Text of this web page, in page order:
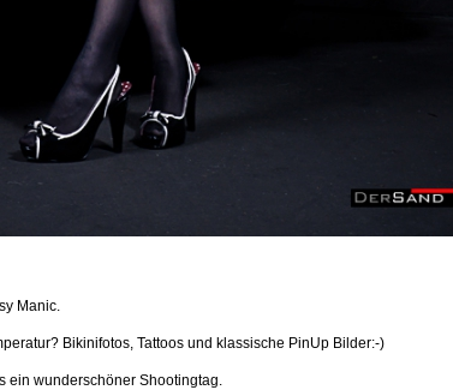
Manic.
Bikinifotos, Tattoos und klassische PinUp Bilder:-)
ein wunderschöner Shootingtag.